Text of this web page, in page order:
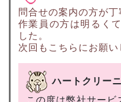
問合せの案内の方が丁
作業員の方は明るく
した。
次回もこちらにお願い
ハートクリー
この度は弊社サービ